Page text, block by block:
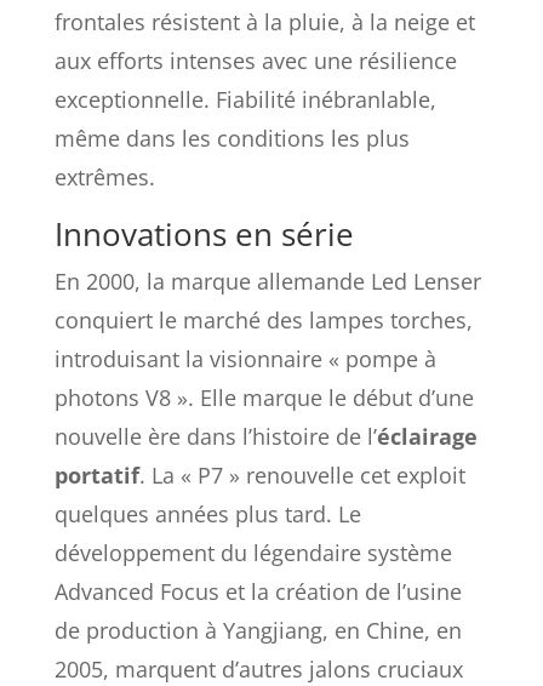
frontales résistent à la pluie, à la neige et
aux efforts intenses avec une résilience
exceptionnelle. Fiabilité inébranlable,
même dans les conditions les plus
extrêmes.
Innovations en série
En 2000, la marque allemande Led Lenser
conquiert le marché des lampes torches,
introduisant la visionnaire « pompe à
photons V8 ». Elle marque le début d’une
nouvelle ère dans l’histoire de l’éclairage
portatif. La « P7 » renouvelle cet exploit
quelques années plus tard. Le
développement du légendaire système
Advanced Focus et la création de l’usine
de production à Yangjiang, en Chine, en
2005, marquent d’autres jalons cruciaux